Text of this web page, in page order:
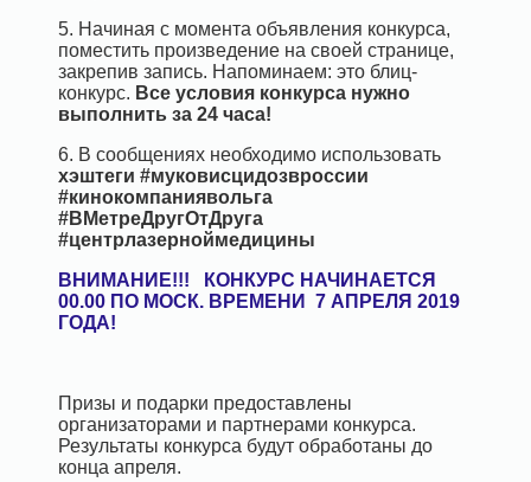
5. Начиная с момента объявления конкурса,
поместить произведение на своей странице,
закрепив запись. Напоминаем: это блиц-
конкурс. Все условия конкурса нужно
выполнить за 24 часа!
6. В сообщениях необходимо использовать
хэштеги #муковисцидозвроссии
#кинокомпаниявольга
#ВМетреДругОтДруга
#центрлазерноймедицины
ВНИМАНИЕ!!! КОНКУРС НАЧИНАЕТСЯ
00.00 ПО МОСК. ВРЕМЕНИ 7 АПРЕЛЯ 2019
ГОДА!
Призы и подарки предоставлены
организаторами и партнерами конкурса.
Результаты конкурса будут обработаны до
конца апреля.